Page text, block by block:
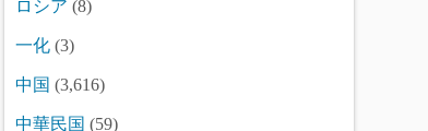
ロシア (8)
一化 (3)
中国 (3,616)
中華民国 (59)